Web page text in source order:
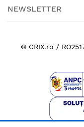
NEWSLETTER
© CRIX.ro /